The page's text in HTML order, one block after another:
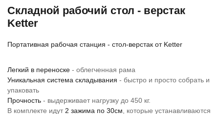
Складной рабочий стол - верстак
Ketter
Портативная рабочая станция - стол-верстак от Ketter
Легкий в переноске - облегченная рама
Уникальная система складывания - быстро и просто собрать и
упаковать
Прочность - выдерживает нагрузку до 450 кг.
В комплекте идут 2 зажима по 30см , которые устанавливаются